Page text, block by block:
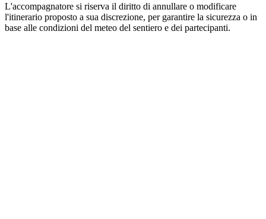
L'accompagnatore si riserva il diritto di annullare o modificare
l'itinerario proposto a sua discrezione, per garantire la sicurezza o in
base alle condizioni del meteo del sentiero e dei partecipanti.